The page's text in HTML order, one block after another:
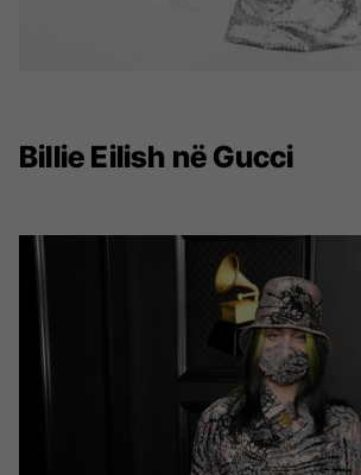
Billie Eilish në Gucci